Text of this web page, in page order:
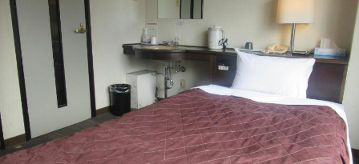
2026年08月25日までキャンセル無料
キャンセルポリシー 予約に進む